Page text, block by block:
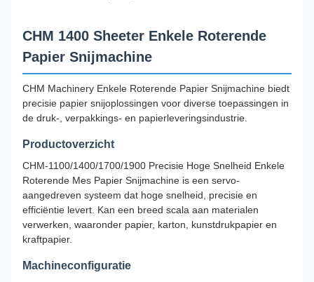
CHM 1400 Sheeter Enkele Roterende
Papier Snijmachine
CHM Machinery Enkele Roterende Papier Snijmachine biedt
precisie papier snijoplossingen voor diverse toepassingen in
de druk-, verpakkings- en papierleveringsindustrie.
Productoverzicht
CHM-1100/1400/1700/1900 Precisie Hoge Snelheid Enkele
Roterende Mes Papier Snijmachine is een servo-
aangedreven systeem dat hoge snelheid, precisie en
efficiëntie levert. Kan een breed scala aan materialen
verwerken, waaronder papier, karton, kunstdrukpapier en
kraftpapier.
Machineconfiguratie